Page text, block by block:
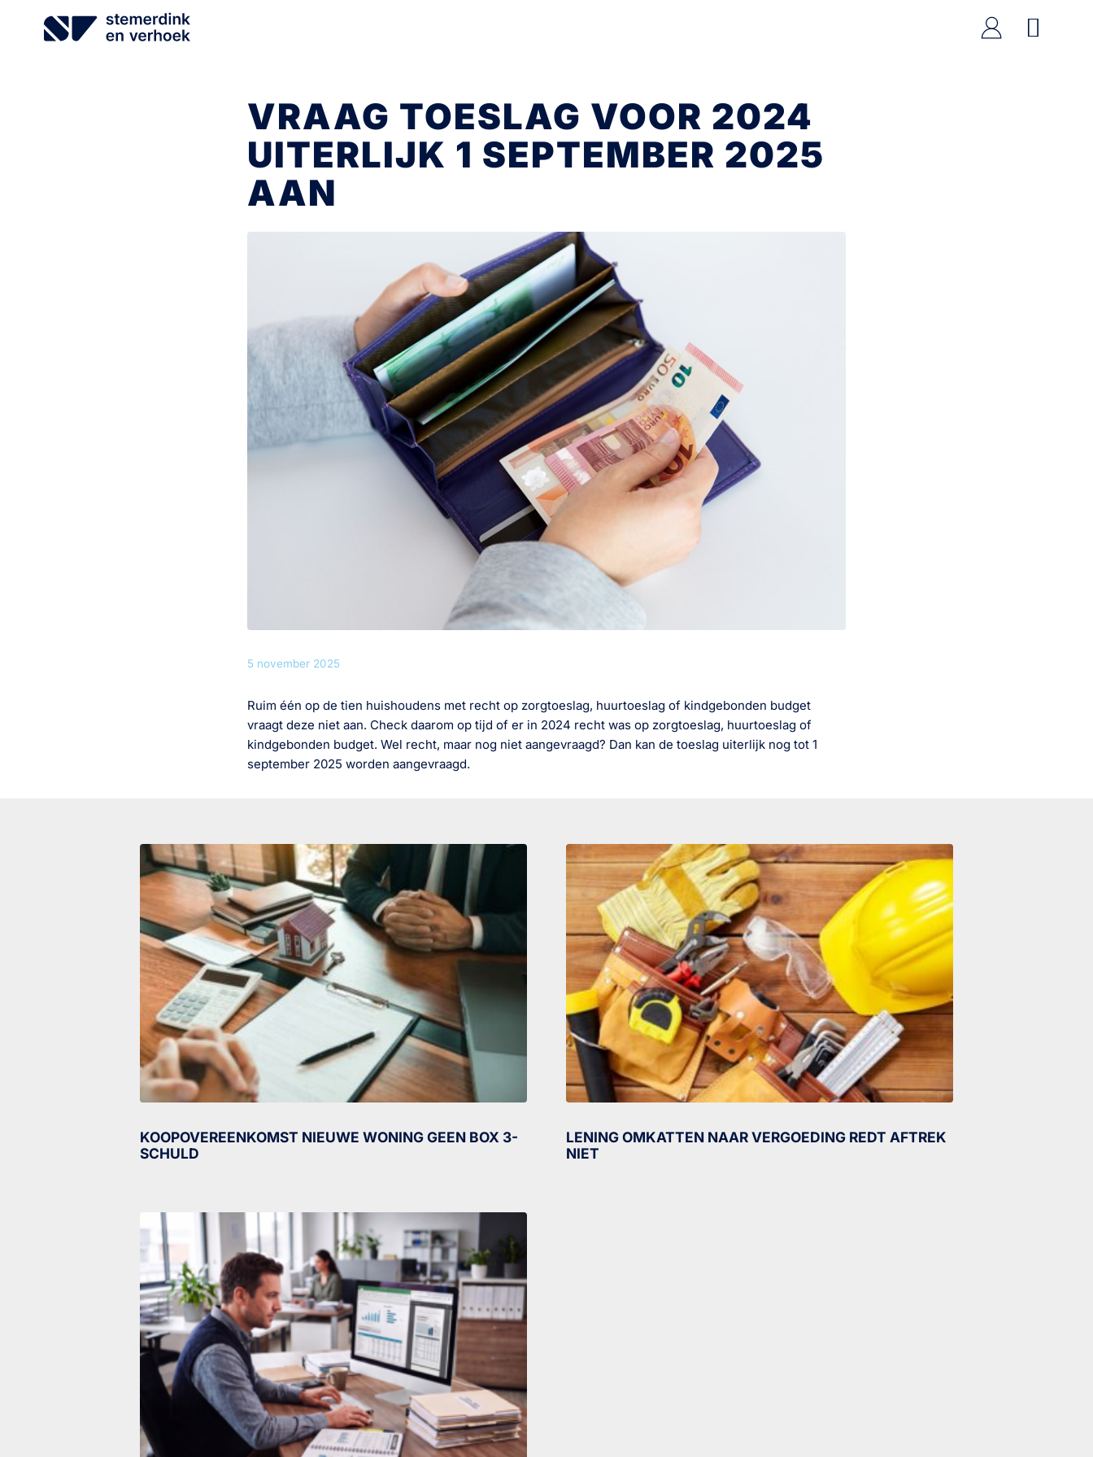
VRAAG TOESLAG VOOR 2024
UITERLIJK 1 SEPTEMBER 2025
AAN
5 november 2025
Ruim één op de tien huishoudens met recht op zorgtoeslag, huurtoeslag of kindgebonden budget
vraagt deze niet aan. Check daarom op tijd of er in 2024 recht was op zorgtoeslag, huurtoeslag of
kindgebonden budget. Wel recht, maar nog niet aangevraagd? Dan kan de toeslag uiterlijk nog tot 1
september 2025 worden aangevraagd.
KOOPOVEREENKOMST NIEUWE WONING GEEN BOX 3-
SCHULD
LENING OMKATTEN NAAR VERGOEDING REDT AFTREK
NIET